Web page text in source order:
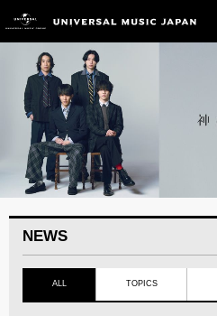
NEWS
ALL TOPICS